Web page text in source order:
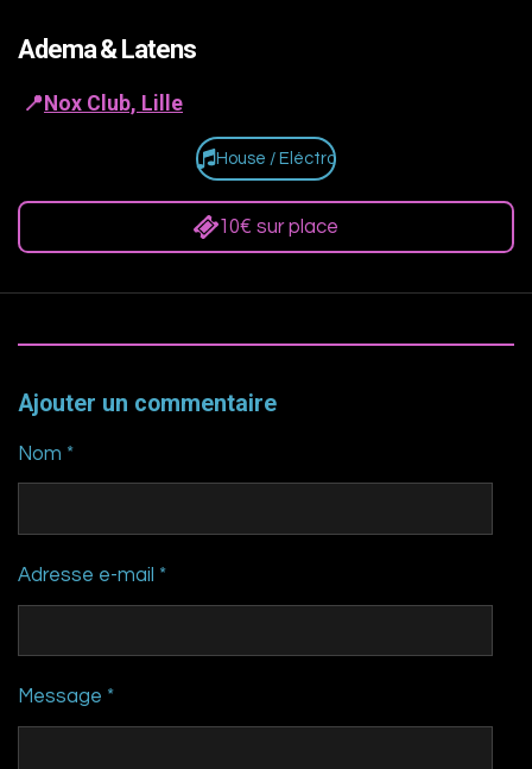
Adema & Latens
📍 Nox Club, Lille
House / Eléctro
10€ sur place
Ajouter un commentaire
Nom *
Adresse e-mail *
Message *